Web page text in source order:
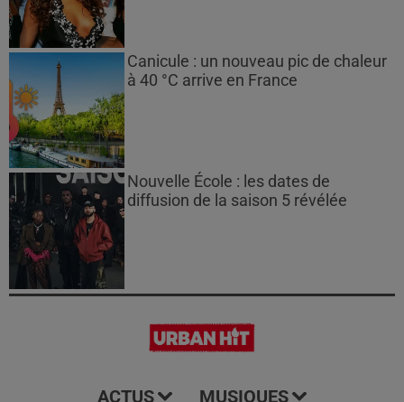
Canicule : un nouveau pic de chaleur
à 40 °C arrive en France
Nouvelle École : les dates de
diffusion de la saison 5 révélée
ACTUS MUSIQUES